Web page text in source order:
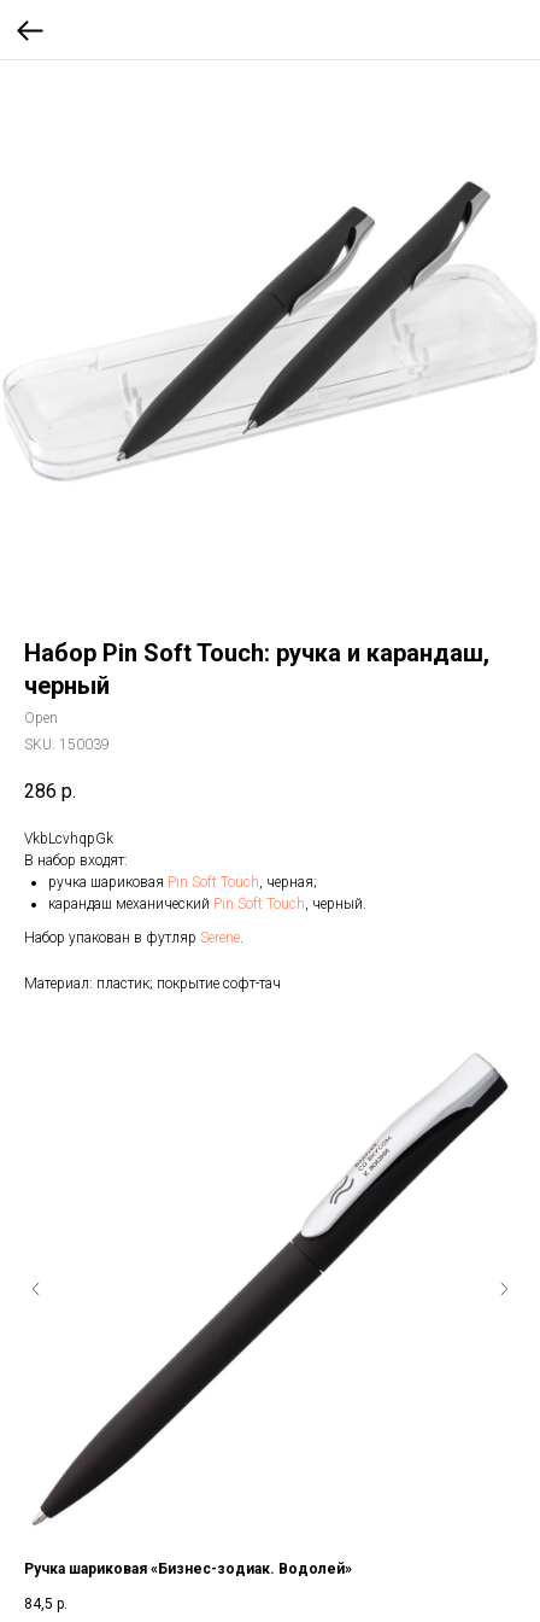
Набор Pin Soft Touch: ручка и карандаш,
черный
Open
SKU: 150039
286 р.
VkbLcvhqpGk
В набор входят:
ручка шариковая Pin Soft Touch, черная;
карандаш механический Pin Soft Touch, черный.
Набор упакован в футляр Serene.
Материал: пластик; покрытие софт-тач
Ручка шариковая «Бизнес-зодиак. Водолей»
84,5 р.